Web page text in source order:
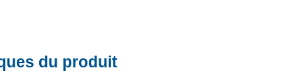
du produit